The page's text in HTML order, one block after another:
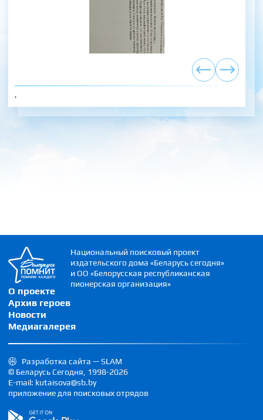
О проекте
Архив героев
Новости
Медиагалерея
Национальный поисковый проект
издательского дома «Беларусь сегодня»
и ОО «Белорусская республиканская
пионерская организация»
Разработка сайта — SLAM
© Беларусь Сегодня, 1998-2026
E-mail: kutaisova@sb.by
приложение для поисковых отрядов